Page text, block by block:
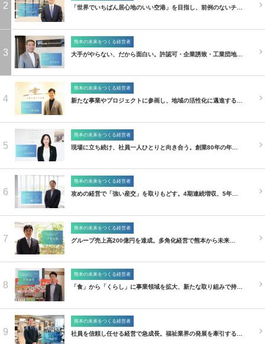
2 「世界でいちばん居心地のいい空港」を目指し、前例のないチ…
3
熊本の未来をつくる経営者
大手がやらない、だから面白い。許認可・企業誘致・工業団地…
4
熊本の未来をつくる経営者
新たな事業やプロジェクトに参画し、地域の活性化に邁進する…
5
熊本の未来をつくる経営者
現場に立ち続け、社員一人ひとりと向き合う。創業80年の年…
6
熊本の未来をつくる経営者
攻めの経営で「強い産交」を取りもどす。4期連続増収、5年…
7
熊本の未来をつくる経営者
グループ売上高200億円を達成。多角化経営で熊本から未来…
8
熊本の未来をつくる経営者
「食」から「くらし」に事業領域を拡大、新たな取り組みで持…
9
熊本の未来をつくる経営者
社員を信頼し任せる経営で急成長。福祉業界の発展を牽引する…